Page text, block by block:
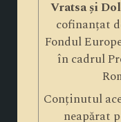
Vratsa și
cofinanțat
Fondul
în cadrul
Conținutul
neapărat